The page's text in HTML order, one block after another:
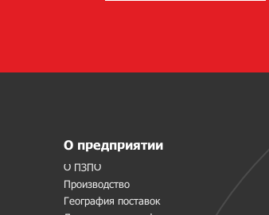
О предприятии
О ПЗПО
Производство
География поставок